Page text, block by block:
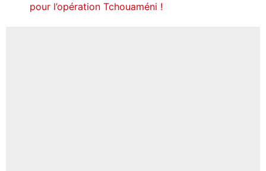
pour l’opération Tchouaméni !